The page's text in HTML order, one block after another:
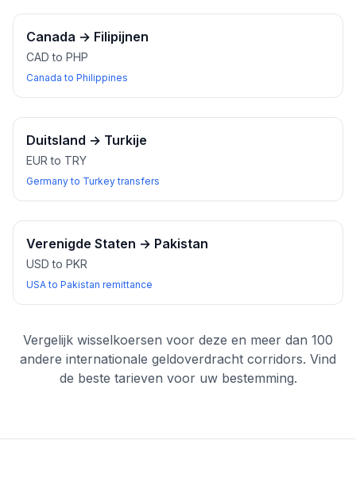
Canada → Filipijnen
CAD to PHP
Canada to Philippines
Duitsland → Turkije
EUR to TRY
Germany to Turkey transfers
Verenigde Staten → Pakistan
USD to PKR
USA to Pakistan remittance
Vergelijk wisselkoersen voor deze en meer dan 100
andere internationale geldoverdracht corridors. Vind
de beste tarieven voor uw bestemming.